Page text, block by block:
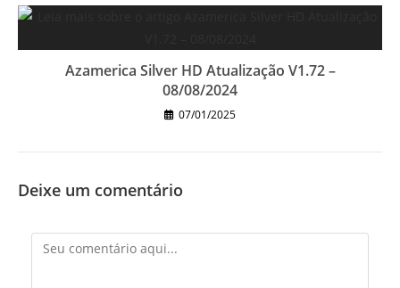
Azamerica Silver HD Atualização V1.72 –
08/08/2024
07/01/2025
Deixe um comentário
Comentário